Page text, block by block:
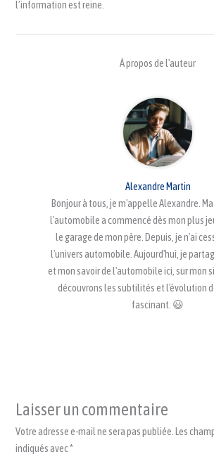
l’information est reine.
À propos de l'auteur
Alexandre Martin
Bonjour à tous, je m'appelle Alexandre.
l'automobile a commencé dès mon plus
le garage de mon père. Depuis, je n'ai
l'univers automobile. Aujourd'hui, je
et mon savoir de l'automobile ici, sur mon
découvrons les subtilités et l'évolution
fascinant. 😃
Laisser un commentaire
Votre adresse e-mail ne sera pas publiée. Les
indiqués avec*